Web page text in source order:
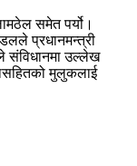
समेत पर्यो।
प्रधानमन्त्री
संविधानमा उल्लेख
मुलुकलाई